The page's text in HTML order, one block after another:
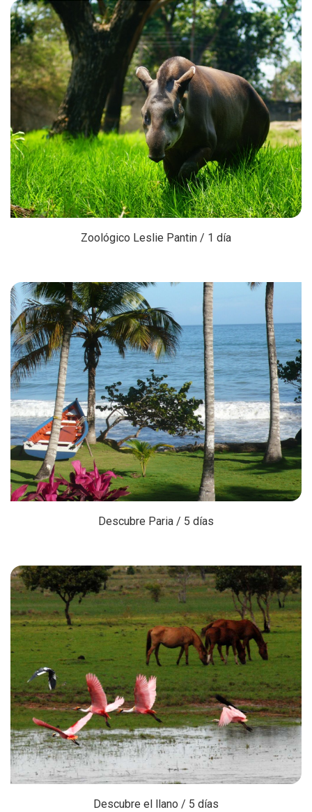
Zoológico Leslie Pantin / 1 día
Descubre Paria / 5 días
Descubre el llano / 5 días